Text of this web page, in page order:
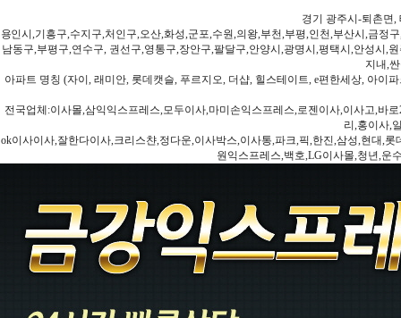
경기 광주시-퇴촌면,
용인시,기흥구,수지구,처인구,오산,화성,군포,수원,의왕,부천,부평,인천,부산시,금
남동구,부평구,연수구, 권선구,영통구,장안구,팔달구,안양시,광명시,평택시,안성시,
지내,
아파트 명칭 (자이, 래미안, 롯데캣슬, 푸르지오, 더샵, 힐스테이트, e편한세상, 아이
전국업체:이사몰,삼익익스프레스,모두이사,마미손익스프레스,로젠이사,이사고,바
리,홍이사,
ok이사이사,잘한다이사,크리스챤,정다운,이사박스,이사통,파크,픽,한진,삼성,현대,
원익스프레스,백호,LG이사몰,청년,운